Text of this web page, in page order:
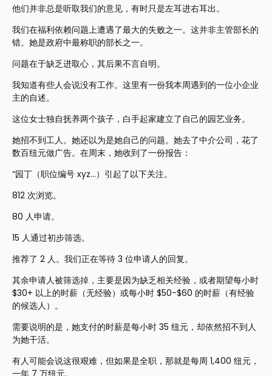
他们并非总是听取我们的意见，有时只是左耳进右耳出。
我们在福利依赖问题上遭遇了最大的失败之一。这并非主管部长的
错。她是政府中最称职的部长之一。
问题在于缺乏进取心，其后果不言自明。
我知道有些人会说没有工作。这里有一份我本周遇到的一位小企业
主的自述。
这位女士独自抚养两个孩子，白手起家建立了自己的园艺业务。
她招不到工人。她还以为是她自己的问题。她去了中介公司，花了
数百纽元做广告。在周末，她收到了一份报告：
“园丁（职位编号 xyz…）引起了以下关注。
812 次浏览。
80 人申请。
15 人通过初步筛选。
推荐了 2 人。我们正在等待 3 位申请人的回复。
其余申请人被筛选掉，主要是因为缺乏相关经验，或者期望每小时
$30+ 以上的时薪（无经验）或每小时 $50-$60 的时薪（有经验
的候选人）。
需要说明的是，她支付的时薪是每小时 35 纽元，却依然招不到人
为她干活。
有人可能会说这很艰难，但如果是全职，那就是每周 1,400 纽元，
一年 7 万纽元。